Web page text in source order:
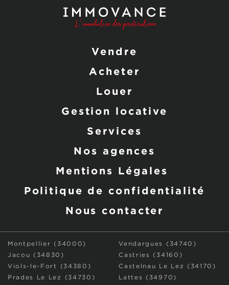
Vendre
Acheter
Louer
Gestion locative
Services
Nos agences
Mentions Légales
Politique de confidentialité
Nous contacter
Montpellier (34000)
Vendargues (34740)
Jacou (34830)
Castries (34160)
Viols-le-Fort (34380)
Castelnau Le Lez (34170)
Prades Le Lez (34730)
Lattes (34970)